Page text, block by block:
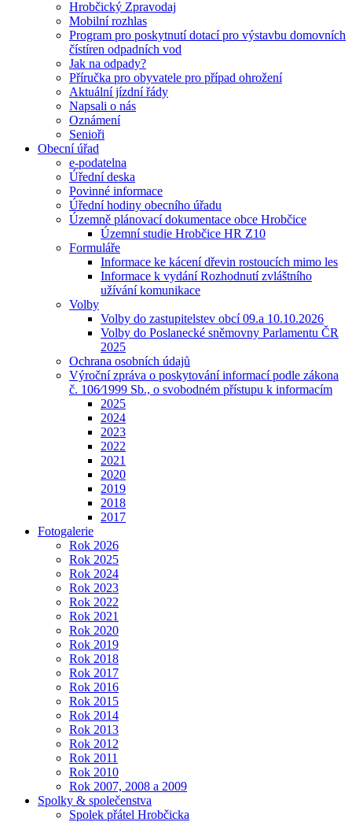
Hrobčický Zpravodaj
Mobilní rozhlas
Program pro poskytnutí dotací pro výstavbu domovních
čístíren odpadních vod
Jak na odpady?
Příručka pro obyvatele pro případ ohrožení
Aktuální jízdní řády
Napsali o nás
Oznámení
Senioři
Obecní úřad
e-podatelna
Úřední deska
Povinné informace
Úřední hodiny obecního úřadu
Územně plánovací dokumentace obce Hrobčice
Územní studie Hrobčice HR Z10
Formuláře
Informace ke kácení dřevin rostoucích mimo les
Informace k vydání Rozhodnutí zvláštního
užívání komunikace
Volby
Volby do zastupitelstev obcí 09.a 10.10.2026
Volby do Poslanecké sněmovny Parlamentu ČR
2025
Ochrana osobních údajů
Výroční zpráva o poskytování informací podle zákona
č. 106⁄1999 Sb., o svobodném přístupu k informacím
2025
2024
2023
2022
2021
2020
2019
2018
2017
Fotogalerie
Rok 2026
Rok 2025
Rok 2024
Rok 2023
Rok 2022
Rok 2021
Rok 2020
Rok 2019
Rok 2018
Rok 2017
Rok 2016
Rok 2015
Rok 2014
Rok 2013
Rok 2012
Rok 2011
Rok 2010
Rok 2007, 2008 a 2009
Spolky & společenstva
Spolek přátel Hrobčicka